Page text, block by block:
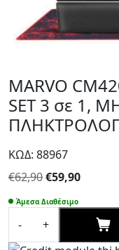
MARVO
SET 3 σε 1,
ΚΩΔ: 88967
€62,90Original
was:
€62,90.
€59,90Η
τιμή
είναι:
€59,90.
Άμεσα Διαθέσιμο
-
MARVO
+